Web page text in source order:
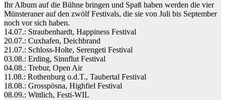
Ihr Album auf die Bühne bringen und Spaß haben werden die vier
Münsteraner auf den zwölf Festivals, die sie von Juli bis September
noch vor sich haben.
14.07.: Straubenhardt, Happiness Festival
20.07.: Cuxhafen, Deichbrand
21.07.: Schloss-Holte, Serengeti Festival
03.08.: Erding, Sinnflut Festival
04.08.: Trebur, Open Air
11.08.: Rothenburg o.d.T., Taubertal Festival
18.08.: Grosspösna, Highfiel Festival
08.09.: Wittlich, Festi-WIL